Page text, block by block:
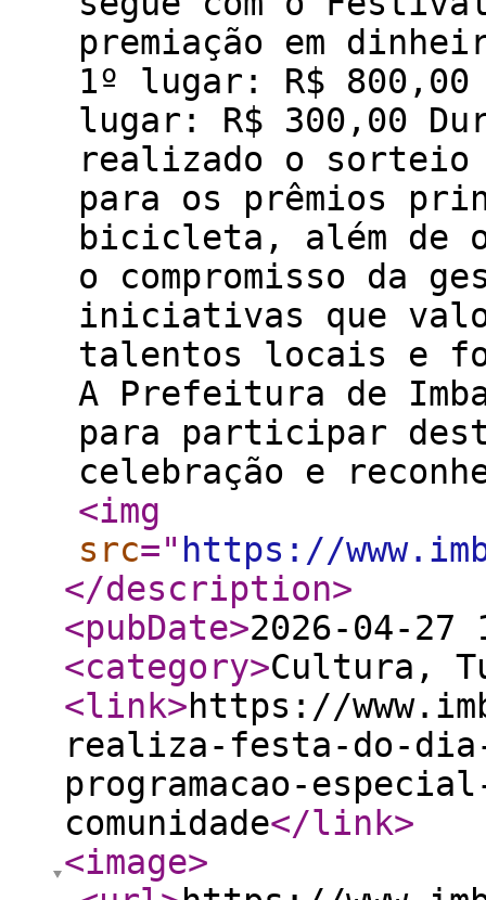
premiação em
1º lugar: R$
lugar: R$ 300,00
realizado o sorteio
para os prêmios
bicicleta, além de
o compromisso da
iniciativas que
talentos locais e
A Prefeitura de
para participar
celebração e
<img
src=" https://
</description>
<pubDate>2026-04-27
<category>Cultura,
<link>https://
realiza-festa-do-
programacao-
comunidade</link>
<image>